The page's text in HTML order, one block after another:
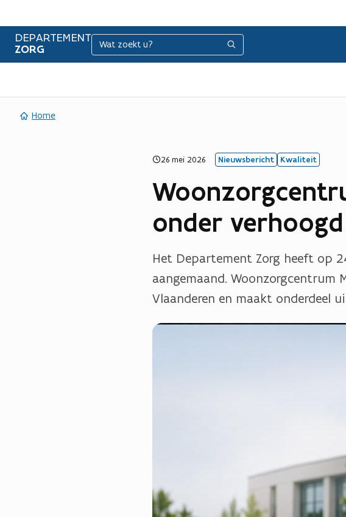
DEPARTEMENT
ZORG
Zoeken Zoeken
Home
26 mei 2026 Nieuwsbericht Kwaliteit
onder
Het Departement Zorg heeft op
aangemaand. Woonzorgcentrum
Vlaanderen en maakt onderdeel